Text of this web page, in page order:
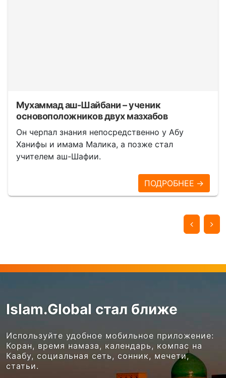
Мухаммад аш-Шайбани – ученик
основоположников двух мазхабов
Он черпал знания непосредственно у Абу
Ханифы и имама Малика, а позже стал
учителем аш-Шафии.
ПОДРОБНЕЕ →
Islam.Global стал ближе
Используйте удобное мобильное приложение:
Коран, время намаза, календарь, компас на
Каабу, социальная сеть, сонник, мечети,
статьи.